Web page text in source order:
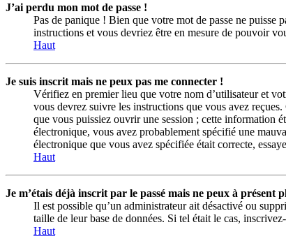
J’ai perdu mon mot de passe !
Pas de panique ! Bien que votre mot de passe ne
instructions et vous devriez être en mesure de pouvoir
Haut
Je suis inscrit mais ne peux pas me connecter !
Vérifiez en premier lieu que votre nom d’utilisateur et
vous devrez suivre les instructions que vous avez
que vous puissiez ouvrir une session ; cette information
électronique, vous avez probablement spécifié une
électronique que vous avez spécifiée était correcte,
Haut
Je m’étais déjà inscrit par le passé mais ne peux à présent
Il est possible qu’un administrateur ait désactivé ou
taille de leur base de données. Si tel était le cas,
Haut